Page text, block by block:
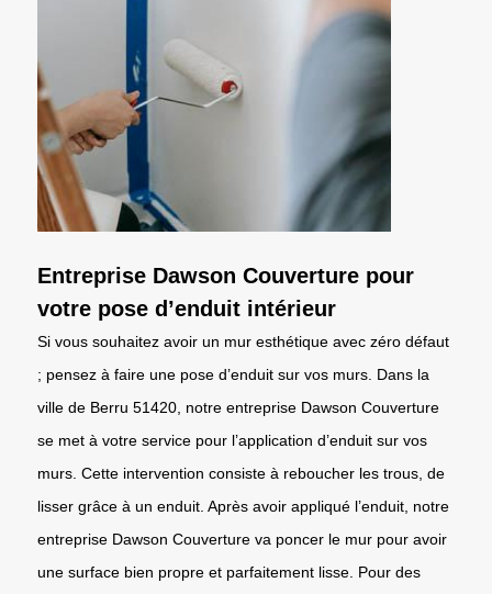
Entreprise Dawson Couverture pour
votre pose d’enduit intérieur
Si vous souhaitez avoir un mur esthétique avec zéro défaut
; pensez à faire une pose d’enduit sur vos murs. Dans la
ville de Berru 51420, notre entreprise Dawson Couverture
se met à votre service pour l’application d’enduit sur vos
murs. Cette intervention consiste à reboucher les trous, de
lisser grâce à un enduit. Après avoir appliqué l’enduit, notre
entreprise Dawson Couverture va poncer le mur pour avoir
une surface bien propre et parfaitement lisse. Pour des